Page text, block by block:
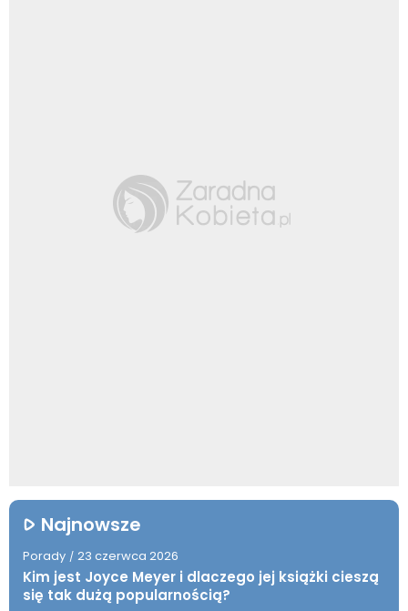
Najnowsze
Porady / 23 czerwca 2026
Kim jest Joyce Meyer i dlaczego jej książki cieszą
się tak dużą popularnością?